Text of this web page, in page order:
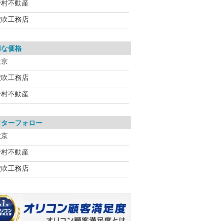
不動産
工務店
価格
工務店
不動産
ーフォロー
不動産
工務店